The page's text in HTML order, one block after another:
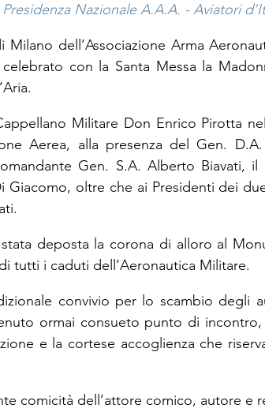
Nazionale A.A.A. - Aviatori
dell’Associazione Arma
con la Santa Messa la
Militare Don Enrico Pirotta
Aerea, alla presenza del Gen.
Gen. S.A. Alberto Biavati,
Giacomo, oltre che ai Presidenti dei
deposta la corona di alloro al
tutti i caduti dell’Aeronautica Militare.
convivio per lo scambio degli
ormai consueto punto di incontro,
e la cortese accoglienza che
comicità dell’attore comico, autore e